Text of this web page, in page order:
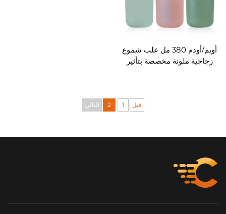
أويم/أودم 380 مل علب شموع
زجاجية ملونة مخصصة بتأثير
قبل 1
2 التالي